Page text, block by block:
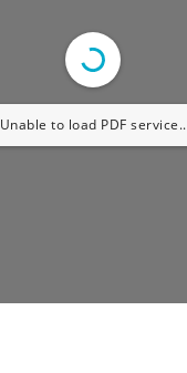
Unable to load PDF service..